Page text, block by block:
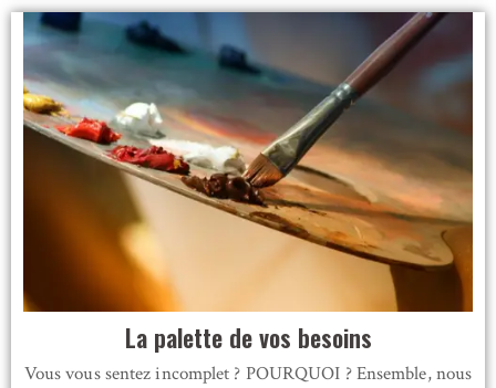
La palette de vos besoins
Vous vous sentez incomplet ? POURQUOI ? Ensemble, nous